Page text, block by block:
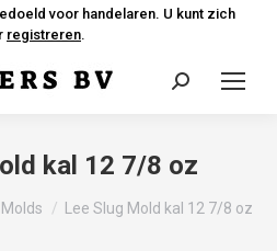
voor handelaren. U kunt zich
registreren.
Zoeken:
kal 12 7/8 oz
Lee Slug Mold kal 12 7/8 oz